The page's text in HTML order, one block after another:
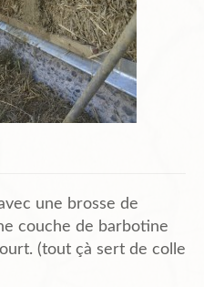
une brosse de
couche de barbotine
(tout çà sert de colle